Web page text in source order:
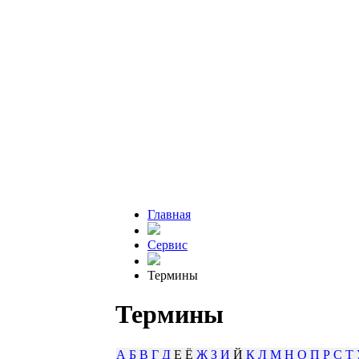
Главная
Сервис
Термины
Термины
А Б В Г Д Е Ё Ж З И Й К Л М Н О П Р С Т